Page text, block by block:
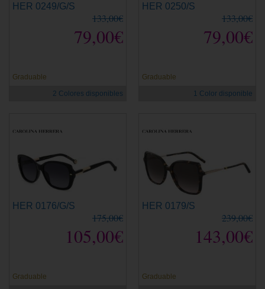
HER 0249/G/S
133,00€
79,00€
Graduable
2 Colores disponibles
HER 0250/S
133,00€
79,00€
Graduable
1 Color disponible
HER 0176/G/S
175,00€
105,00€
Graduable
HER 0179/S
239,00€
143,00€
Graduable